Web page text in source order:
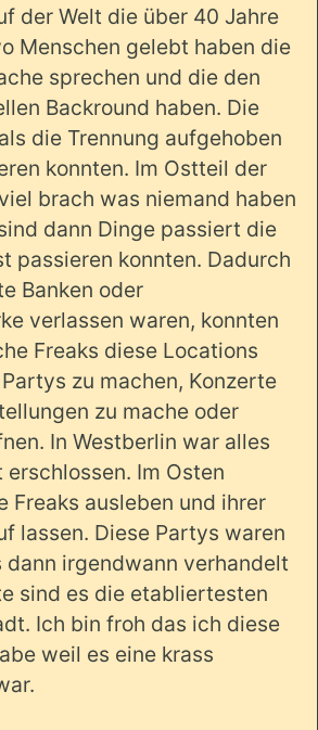
der Welt die über 40 Jahre
Menschen gelebt haben die
sprechen und die den
Backround haben. Die
die Trennung aufgehoben
konnten. Im Ostteil der
brach was niemand haben
dann Dinge passiert die
passieren konnten. Dadurch
Banken oder
verlassen waren, konnten
Freaks diese Locations
zu machen, Konzerte
zu mache oder
In Westberlin war alles
Im Osten
Freaks ausleben und ihrer
lassen. Diese Partys waren
irgendwann verhandelt
sind es die etabliertesten
Ich bin froh das ich diese
weil es eine krass